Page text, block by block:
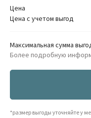
Цена
Цена с учетом выгод
Максимальная сумма
Более подробную
*размер выгоды уточняйте у